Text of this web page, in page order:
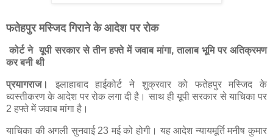
फतेहपुर मस्जिद गिराने के आदेश पर रोक
कोर्ट ने यूपी सरकार से तीन हफ्ते में जवाब मांगा, तालाब भूमि पर अतिक्रमण
कर बनी थी
प्रयागराज। इलाहाबाद हाईकोर्ट ने शुक्रवार को फतेहपुर मस्जिद के
ध्वस्तीकरण के आदेश पर रोक लगा दी है। साथ ही यूपी सरकार से याचिका पर
2 हफ्ते में जवाब मांगा है।
याचिका की अगली सुनवाई 23 मई को होगी। यह आदेश न्यायमूर्ति मनीष कुमार